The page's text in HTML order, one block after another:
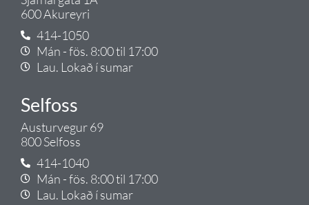
600 Akureyri
414-1050
Mán - fös. 8:00 til 17:00
Lau. Lokað í sumar
Selfoss
Austurvegur 69
800 Selfoss
414-1040
Mán - fös. 8:00 til 17:00
Lau. Lokað í sumar